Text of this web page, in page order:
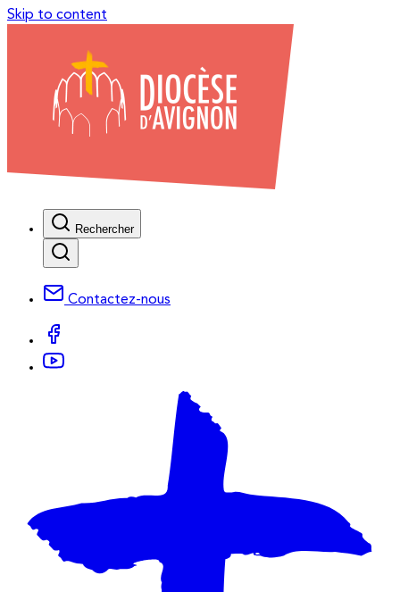
Skip to content
Rechercher
Contactez-nous